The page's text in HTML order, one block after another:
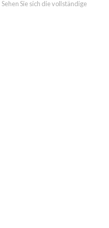
Sehen Sie sich die vollständige